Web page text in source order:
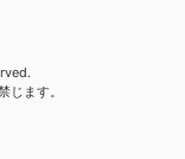
じます。